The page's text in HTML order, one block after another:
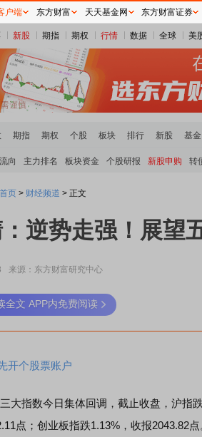
新股 期指 期权 行情 数据 全球 美
期指 期权 个股 板块 排行 新股 基金
向 主力排名 板块资金 个股研报 新股申购 转
首页 > 财经频道 > 正文
逆势走强！展望
来源：东方财富研究中心
全文 APP内免费阅读
开个股票账户
指数今日集体回调，截止收盘，沪指跌
点；创业板指跌1.13%，收报2043.82点
稀土板块领涨
户端 东方财富 天天基金网 东方财富证券